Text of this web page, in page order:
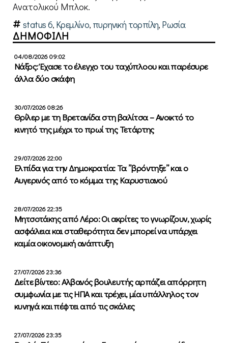
Ανατολικού Μπλοκ.
status 6, Κρεμλίνο, πυρηνική τορπίλη, Ρωσία
ΔΗΜΟΦΙΛΗ
04/08/2026 09:02
Νάξος: Έχασε το έλεγχο του ταχύπλοου και παρέσυρε
άλλα δύο σκάφη
30/07/2026 08:26
Θρίλερ με τη Βρετανίδα στη βαλίτσα – Ανοικτό το
κινητό της μέχρι το πρωί της Τετάρτης
29/07/2026 22:00
Ελπίδα για την Δημοκρατία: Τα ”βρόντηξε” και ο
Αυγερινός από το κόμμα της Καρυστιανού
28/07/2026 22:35
Μητσοτάκης από Λέρο: Οι ακρίτες το γνωρίζουν, χωρίς
ασφάλεια και σταθερότητα δεν μπορεί να υπάρχει
καμία οικονομική ανάπτυξη
27/07/2026 23:36
Δείτε βίντεο: Αλβανός βουλευτής αρπάζει απόρρητη
συμφωνία με τις ΗΠΑ και τρέχει, μία υπάλληλος τον
κυνηγά και πέφτει από τις σκάλες
27/07/2026 23:35